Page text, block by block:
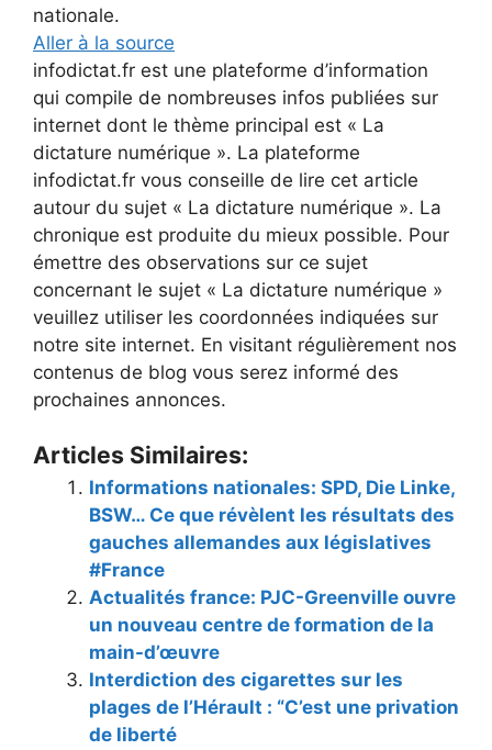
nationale.
Aller à la source
infodictat.fr est une plateforme d’information
qui compile de nombreuses infos publiées sur
internet dont le thème principal est « La
dictature numérique ». La plateforme
infodictat.fr vous conseille de lire cet article
autour du sujet « La dictature numérique ». La
chronique est produite du mieux possible. Pour
émettre des observations sur ce sujet
concernant le sujet « La dictature numérique »
veuillez utiliser les coordonnées indiquées sur
notre site internet. En visitant régulièrement nos
contenus de blog vous serez informé des
prochaines annonces.
Articles Similaires:
Informations nationales: SPD, Die Linke,
BSW… Ce que révèlent les résultats des
gauches allemandes aux législatives
#France
Actualités france: PJC-Greenville ouvre
un nouveau centre de formation de la
main-d’œuvre
Interdiction des cigarettes sur les
plages de l’Hérault : “C’est une privation
de liberté